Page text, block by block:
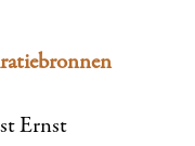
Ernst